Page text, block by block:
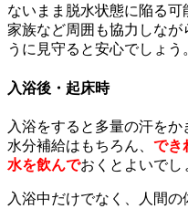
ないまま脱水状態に陥る可
家族など周囲も協力しなが
うに見守ると安心でしょう
入浴後・起床時
入浴をすると多量の汗を
水分補給はもちろん、 でき
水を飲んでおくとよいでし
入浴中だけでなく、人間